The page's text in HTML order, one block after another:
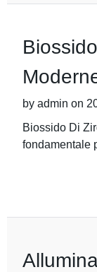
by admin on
Biossido Di
fondamentale